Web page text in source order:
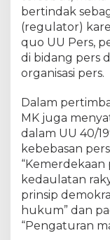
bertindak
(regulator)
quo UU Pers,
di bidang pers
organisasi pers.
Dalam
MK juga
dalam UU 40/
kebebasan
“Kemerdekaan
kedaulatan
prinsip
hukum” dan
“Pengaturan